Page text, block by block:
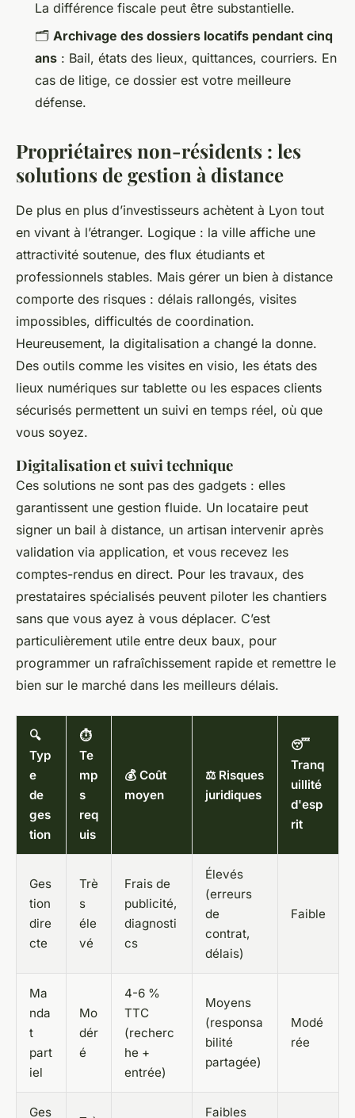
La différence fiscale peut être substantielle.
🗂️ Archivage des dossiers locatifs pendant cinq
ans : Bail, états des lieux, quittances, courriers. En
cas de litige, ce dossier est votre meilleure
défense.
Propriétaires non-résidents : les
solutions de gestion à distance
De plus en plus d’investisseurs achètent à Lyon tout
en vivant à l’étranger. Logique : la ville affiche une
attractivité soutenue, des flux étudiants et
professionnels stables. Mais gérer un bien à distance
comporte des risques : délais rallongés, visites
impossibles, difficultés de coordination.
Heureusement, la digitalisation a changé la donne.
Des outils comme les visites en visio, les états des
lieux numériques sur tablette ou les espaces clients
sécurisés permettent un suivi en temps réel, où que
vous soyez.
Digitalisation et suivi technique
Ces solutions ne sont pas des gadgets : elles
garantissent une gestion fluide. Un locataire peut
signer un bail à distance, un artisan intervenir après
validation via application, et vous recevez les
comptes-rendus en direct. Pour les travaux, des
prestataires spécialisés peuvent piloter les chantiers
sans que vous ayez à vous déplacer. C’est
particulièrement utile entre deux baux, pour
programmer un rafraîchissement rapide et remettre le
bien sur le marché dans les meilleurs délais.
🔍
Typ
e
de
ges
tion
⏱️
Te
mp
s
req
uis
💰 Coût
moyen
⚖️ Risques
juridiques
😴
Tranq
uillité
d'esp
rit
Ges
tion
dire
cte
Trè
s
éle
vé
Frais de
publicité,
diagnosti
cs
Élevés
(erreurs
de
contrat,
délais)
Faible
Ma
nda
t
part
iel
Mo
dér
é
4-6 %
TTC
(recherc
he +
entrée)
Moyens
(responsa
bilité
partagée)
Modé
rée
Ges Faibles